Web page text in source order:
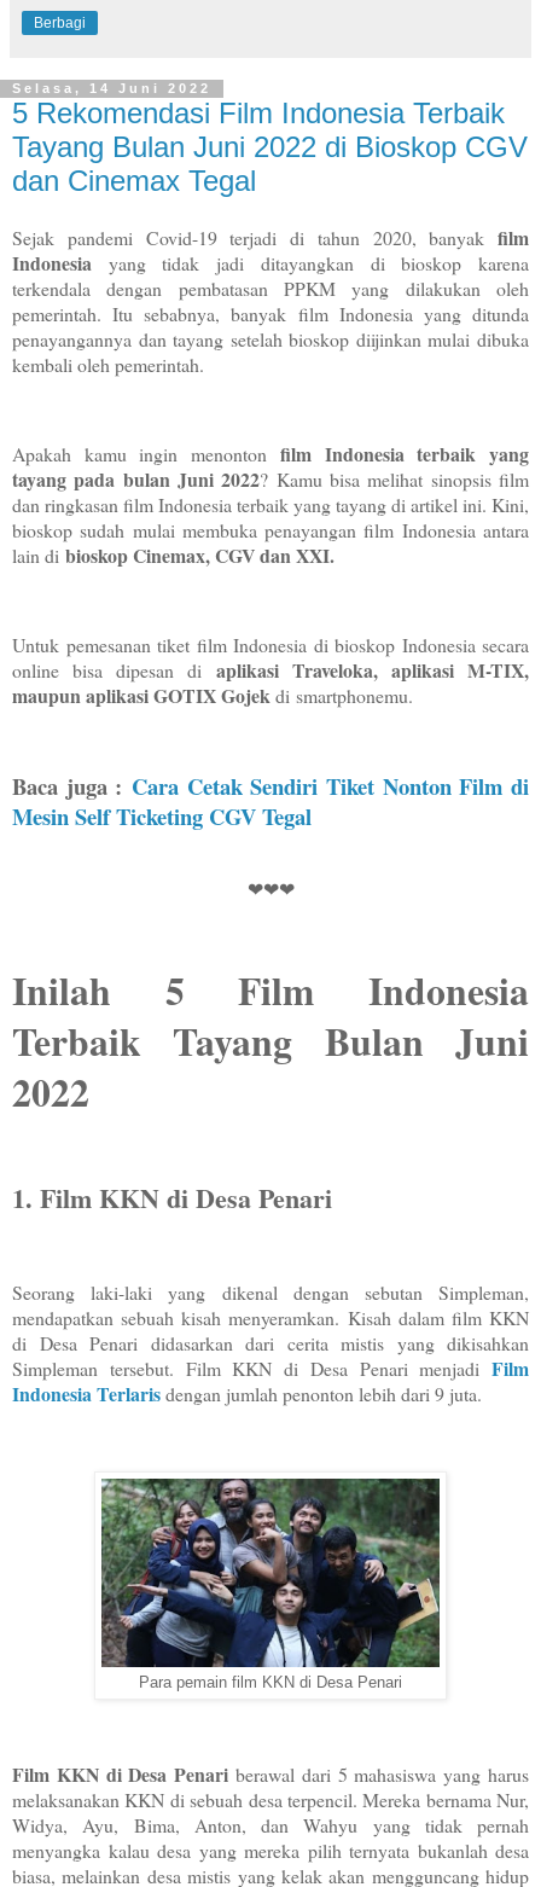
Berbagi
Selasa, 14 Juni 2022
5 Rekomendasi Film Indonesia Terbaik
Tayang Bulan Juni 2022 di Bioskop CGV
dan Cinemax Tegal
Sejak pandemi Covid-19 terjadi di tahun 2020, banyak film
Indonesia yang tidak jadi ditayangkan di bioskop karena
terkendala dengan pembatasan PPKM yang dilakukan oleh
pemerintah. Itu sebabnya, banyak film Indonesia yang ditunda
penayangannya dan tayang setelah bioskop diijinkan mulai dibuka
kembali oleh pemerintah.
Apakah kamu ingin menonton film Indonesia terbaik yang
tayang pada bulan Juni 2022? Kamu bisa melihat sinopsis film
dan ringkasan film Indonesia terbaik yang tayang di artikel ini. Kini,
bioskop sudah mulai membuka penayangan film Indonesia antara
lain di bioskop Cinemax, CGV dan XXI.
Untuk pemesanan tiket film Indonesia di bioskop Indonesia secara
online bisa dipesan di aplikasi Traveloka, aplikasi M-TIX,
maupun aplikasi GOTIX Gojekdi smartphonemu.
Baca juga : Cara Cetak Sendiri Tiket Nonton Film di
Mesin Self Ticketing CGV Tegal
❤❤❤
Inilah 5 Film Indonesia
Terbaik Tayang Bulan Juni
2022
1. Film KKN di Desa Penari
Seorang laki-laki yang dikenal dengan sebutan Simpleman,
mendapatkan sebuah kisah menyeramkan. Kisah dalam film KKN
di Desa Penari didasarkan dari cerita mistis yang dikisahkan
Simpleman tersebut. Film KKN di Desa Penari menjadi Film
Indonesia Terlarisdengan jumlah penonton lebih dari 9 juta.
Para pemain film KKN di Desa Penari
Film KKN di Desa Penari berawal dari 5 mahasiswa yang harus
melaksanakan KKN di sebuah desa terpencil. Mereka bernama Nur,
Widya, Ayu, Bima, Anton, dan Wahyu yang tidak pernah
menyangka kalau desa yang mereka pilih ternyata bukanlah desa
biasa, melainkan desa mistis yang kelak akan mengguncang hidup